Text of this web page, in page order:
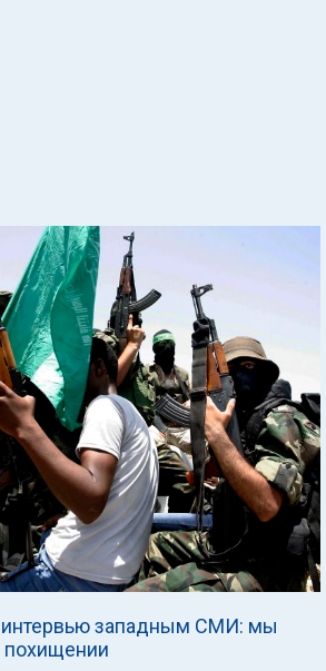
западным СМИ: мы
похищении